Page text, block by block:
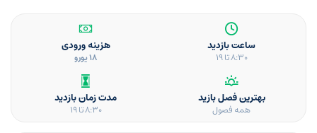
ساعت بازدید
8:30 تا 19
هزینه ورودی
18 یورو
بهترین فصل بازید
همه فصول
مدت زمان بازدید
8:30 تا 19